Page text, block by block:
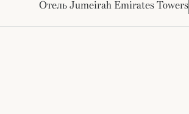
Отель Jumeirah Emirates Towers